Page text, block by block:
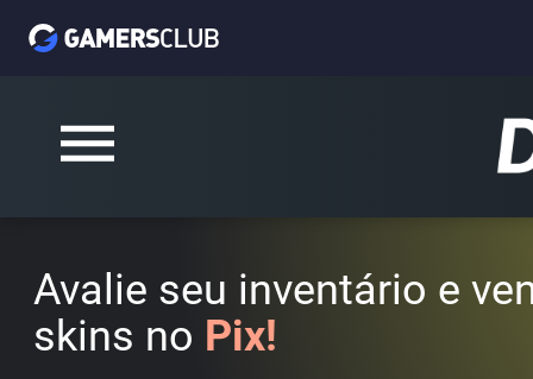
Avalie seu inventário e
skins no Pix!